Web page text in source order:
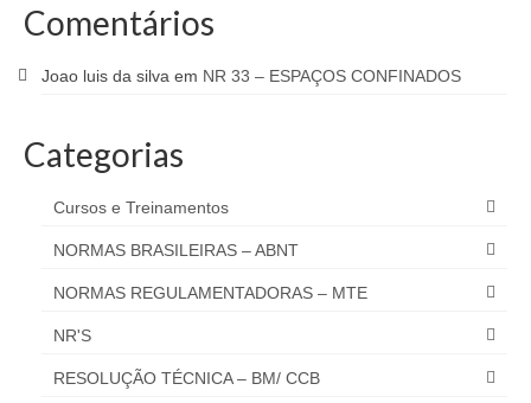
Comentários
Joao luis da silva em NR 33 – ESPAÇOS CONFINADOS
Categorias
Cursos e Treinamentos
NORMAS BRASILEIRAS – ABNT
NORMAS REGULAMENTADORAS – MTE
NR'S
RESOLUÇÃO TÉCNICA – BM/ CCB